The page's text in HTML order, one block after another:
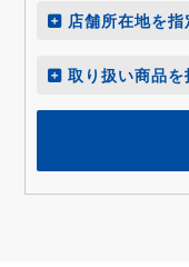
店舗所在地を指
取り扱い商品を